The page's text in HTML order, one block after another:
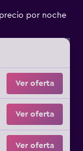
por noche
Ver oferta
Ver oferta
Ver oferta